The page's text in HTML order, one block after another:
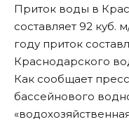
Приток воды в
составляет 92 куб.
году приток
Краснодарского
Как сообщает
бассейнового